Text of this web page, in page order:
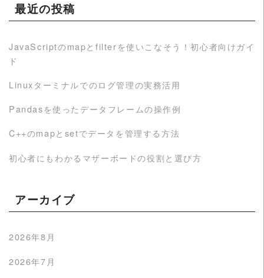
最近の投稿
JavaScriptのmapとfilterを使いこなそう！初心者向けガイ
ド
Linuxターミナルでのログ管理の実務活用
Pandasを使ったデータフレームの操作例
C++のmapとsetでデータを管理する方法
初心者にもわかるマザーボードの役割と選び方
アーカイブ
2026年8月
2026年7月